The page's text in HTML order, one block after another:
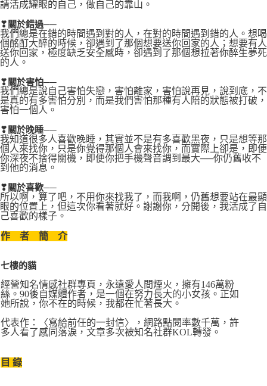
請活成耀眼的自己，做自己的靠山。
❣關於錯過──
我們總是在錯的時間遇到對的人，在對的時間遇到錯的人。想喝
個酩酊大醉的時候，卻遇到了那個想要送你回家的人；想要有人
送你回家，極度缺乏安全感時，卻遇到了那個想拉著你醉生夢死
的人。
❣關於害怕──
我們總是說自己害怕失戀，害怕離家，害怕說再見，說到底，不
是真的有多害怕分別，而是我們害怕那種有人陪的狀態被打破，
害怕一個人。
❣關於晚睡──
我知道很多人喜歡晚睡，其實並不是有多喜歡黑夜，只是想等那
個人來找你，只是你覺得那個人會來找你，而實際上卻是，即便
你深夜不捨得關機，即便你把手機聲音調到最大──你仍舊收不
到他的消息。
❣關於喜歡──
所以啊，算了吧，不用你來找我了，而我啊，仍舊想要站在最顯
眼的位置上，但這次你看著就好。謝謝你，分開後，我活成了自
己喜歡的樣子。
作 者 簡 介
七樓的貓
經營知名情感社群專頁，永遠愛人間煙火，擁有146萬粉
絲。90後自媒體作者，是一個在努力長大的小女孩。正如
她所說，你不在的時候，我都在忙著長大。
代表作：〈寫給前任的一封信〉，網路點閱率數千萬，許
多人看了感同落淚，文章多次被知名社群KOL轉發。
目 錄